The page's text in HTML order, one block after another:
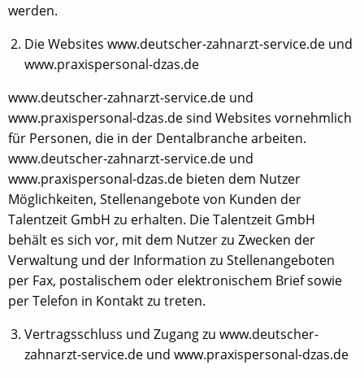
werden.
Die Websites www.deutscher-zahnarzt-service.de und
www.praxispersonal-dzas.de
www.deutscher-zahnarzt-service.de und
www.praxispersonal-dzas.de sind Websites vornehmlich
für Personen, die in der Dentalbranche arbeiten.
www.deutscher-zahnarzt-service.de und
www.praxispersonal-dzas.de bieten dem Nutzer
Möglichkeiten, Stellenangebote von Kunden der
Talentzeit GmbH zu erhalten. Die Talentzeit GmbH
behält es sich vor, mit dem Nutzer zu Zwecken der
Verwaltung und der Information zu Stellenangeboten
per Fax, postalischem oder elektronischem Brief sowie
per Telefon in Kontakt zu treten.
Vertragsschluss und Zugang zu www.deutscher-
zahnarzt-service.de und www.praxispersonal-dzas.de